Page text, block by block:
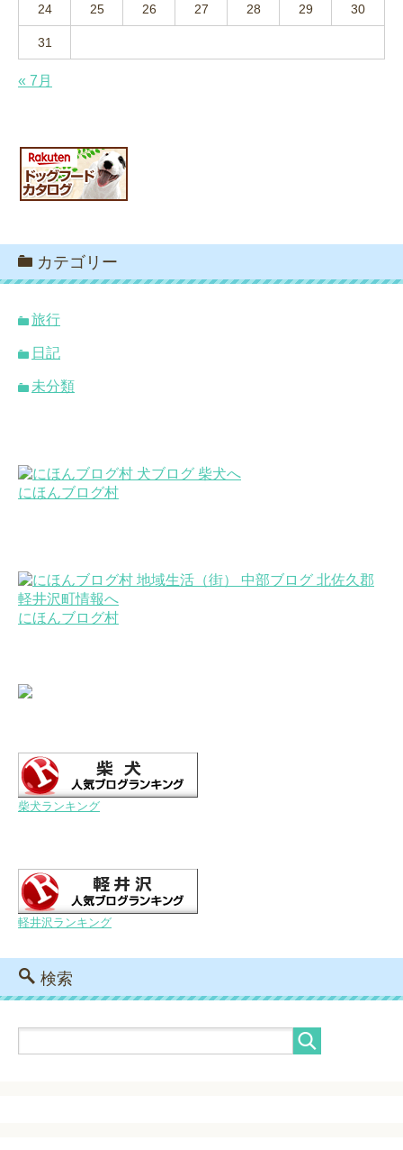
24 25 26 27 28 29 30
31
« 7月
カテゴリー
旅行
日記
未分類
にほんブログ村
にほんブログ村
柴犬ランキング
軽井沢ランキング
検索